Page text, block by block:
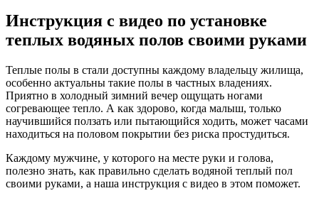
Инструкция с видео по установке
теплых водяных полов своими руками
Теплые полы в стали доступны каждому владельцу жилища,
особенно актуальны такие полы в частных владениях.
Приятно в холодный зимний вечер ощущать ногами
согревающее тепло. А как здорово, когда малыш, только
научившийся ползать или пытающийся ходить, может часами
находиться на половом покрытии без риска простудиться.
Каждому мужчине, у которого на месте руки и голова,
полезно знать, как правильно сделать водяной теплый пол
своими руками, а наша инструкция с видео в этом поможет.